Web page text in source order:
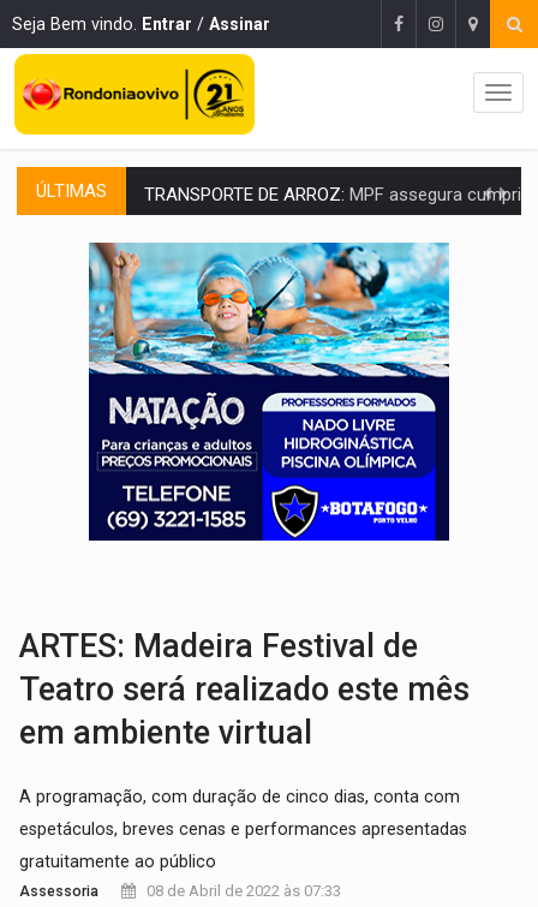
Seja Bem vindo. Entrar / Assinar
ÚLTIMAS TRANSPORTE DE ARROZ: MPF assegura cumprimento da legislação sobre transporte
DEEPFAKE:Sancionada lei contra violência sexual infantil na
COLEGIADO:Brasil e Rússia discutem energia nuclear, defesa e
URGENTE:Colisão entre caminhão e carro deixa quatro mortos e um em
Amazônia Negra ganha projeção nacional com participação de
PREVISÃO:Porto Velho tem chances de chuvas isoladas nesta
SINDICATOS UNIDOS:Assembleia Geral delibera greve da educação
PROCESSO SELETIVO: Rondoniaovivo abre oficina de Comunicação com
ARTES: Madeira Festival de
Teatro será realizado este mês
em ambiente virtual
A programação, com duração de cinco dias, conta com
espetáculos, breves cenas e performances apresentadas
gratuitamente ao público
Assessoria 08 de Abril de 2022 às 07:33